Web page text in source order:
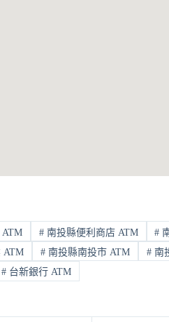
#南投縣便利商店 ATM #
ATM #南投縣南投市 ATM #南
#台新銀行 ATM